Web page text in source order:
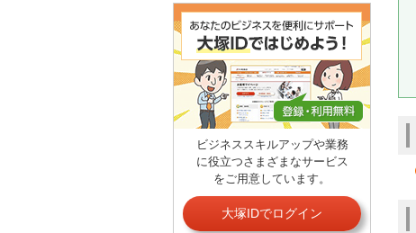
ビジネススキルアップや業務
に役立つさまざまなサービス
をご用意しています。
大塚IDでログイン